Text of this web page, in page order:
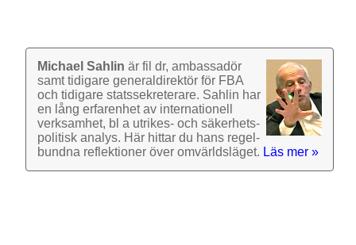
Michael Sahlin är fil dr, ambassadör
samt tidigare general­direktör för FBA
och tidigare stats­sekre­terare. Sahlin har
en lång erfarenhet av inter­nationell
verk­samhet, bl a utrikes- och säkerhets­
politisk analys. Här hittar du hans regel­
bundna reflek­tioner över omvärlds­läget. Läs mer »